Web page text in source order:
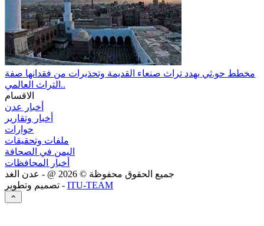
مخطط حو.ثي يهدد تراث صنعاء القديمة وتحذيرات من فقدانها صفة
التراث العالمي..
الاقسام
أخبار عدن
أخبار وتقارير
حوارات
ملفات وتحقيقات
اليمن في الصحافة
أخبار المحافظات
جميع الحقوق محفوظة © 2026 @ - عدن الغد
تصميم وتطوير - ITU-TEAM